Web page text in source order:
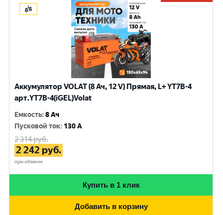
Аккумулятор VOLAT (8 Ач, 12 V) Прямая, L+ YT7B-4
арт.YT7B-4(iGEL)Volat
Емкость:8 Ач
Пусковой ток: 130 A
2 314руб.
2 242 руб.
при обмене
Купить в 1 клик
Добавить в корзину